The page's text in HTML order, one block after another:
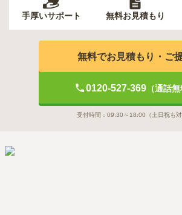
手厚いサポート 無料お見積もり
無料でお見積もり・ご
0120-527-369（通話無
受付時間： 09:30～18:00 （土日祝も対